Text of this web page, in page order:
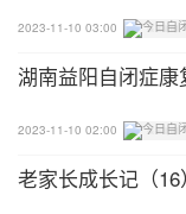
4、如果TA期望
试摒除导致压力
5、如有需要，
停止谈论自己偏
2023-11-10 03:00
湖南益阳自闭症康
2023-11-10 02:00
老家长成长记（